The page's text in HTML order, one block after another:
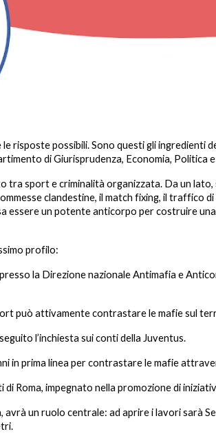
risposte possibili. Sono questi gli ingredienti
di Giurisprudenza, Economia, Politica
tra sport e criminalità organizzata. Da un
clandestine, il match fixing, il traffico
essere un potente anticorpo per costruire
profilo:
la Direzione nazionale Antimafia e
può attivamente contrastare le mafie sul
l’inchiesta sui conti della Juventus.
in prima linea per contrastare le mafie
Roma, impegnato nella promozione di
un ruolo centrale: ad aprire i lavori sarà